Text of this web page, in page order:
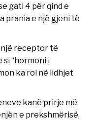
gati 4 për qind e
prania e një gjeni të
receptor të
“hormoni i
ka rol në lidhjet
kanë prirje më
e prekshmërisë,